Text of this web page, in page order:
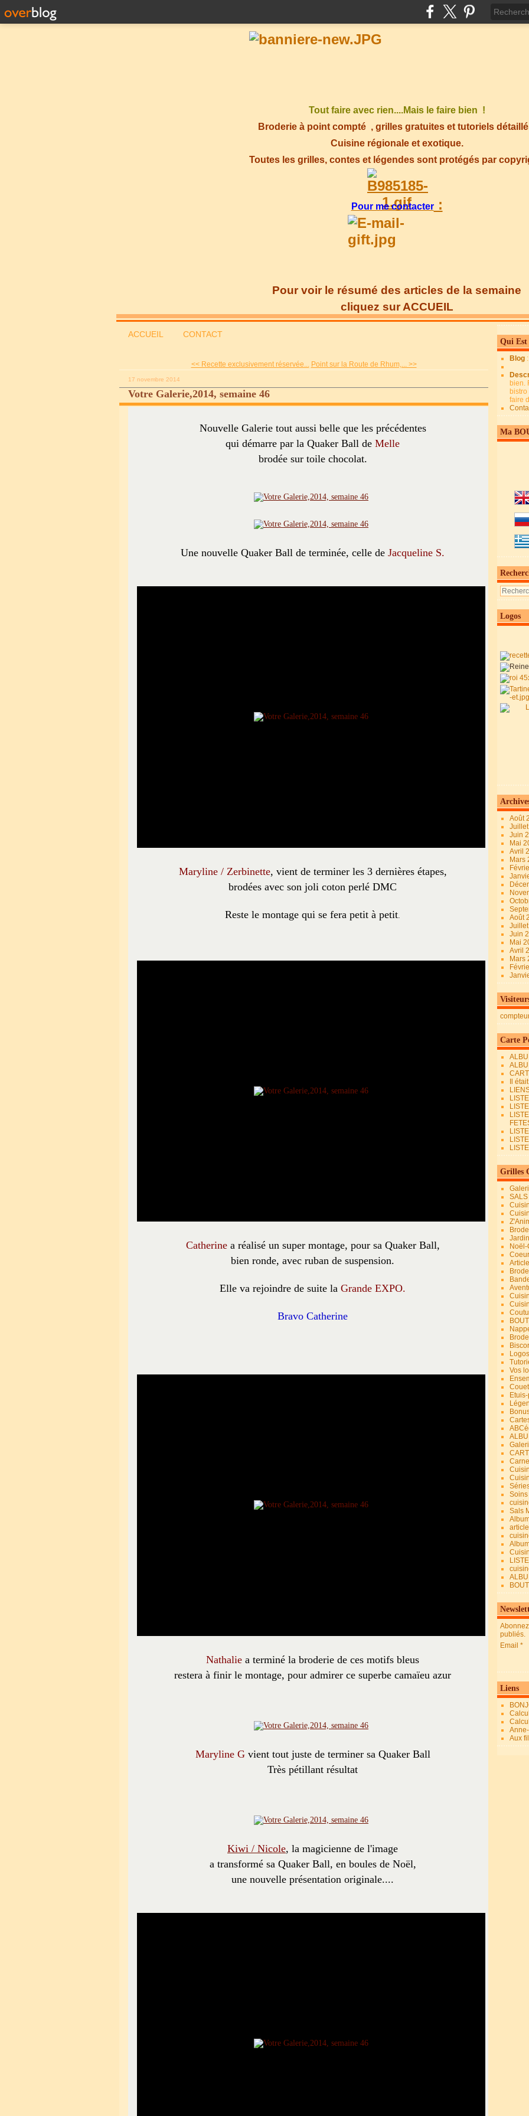
Tout faire avec rien....Mais le faire bien !
Broderie à point compté , grilles gratuites et tutoriels
Cuisine régionale et exotique.
Toutes les grilles, contes et légendes sont protégés par
Pour me contacter:
Pour voir le résumé des articles de la semaine
cliquez sur ACCUEIL
ACCUEIL CONTACT
<< Recette exclusivement réservée... Point sur la Route de Rhum,... >>
17 novembre 2014
Votre Galerie,2014, semaine 46
Nouvelle Galerie tout aussi belle que les précédentes
qui démarre par la Quaker Ball de Melle
brodée sur toile chocolat.
Une nouvelle Quaker Ball de terminée, celle de Jacqueline S.
Maryline / Zerbinette, vient de terminer les 3 dernières étapes,
brodées avec son joli coton perlé DMC
Reste le montage qui se fera petit à petit
Catherine a réalisé un super montage, pour sa Quaker Ball,
bien ronde, avec ruban de suspension.
Elle va rejoindre de suite la Grande EXPO.
Bravo Catherine
Nathalie a terminé la broderie de ces motifs bleus
restera à finir le montage, pour admirer ce superbe camaïeu azur
Maryline G vient tout juste de terminer sa Quaker Ball
Très pétillant résultat
Kiwi / Nicole, la magicienne de l'image
a transformé sa Quaker Ball, en boules de Noël,
une nouvelle présentation originale....
Qui Est
Blog
bien.
faire
Ma
Logos
Août
Juin
Mai
Avril
Mars
Août
Juin
Mai
Avril
Mars
Carte
Il
Grilles
Vos
Sals
article
publiés.
Email
Liens
Aux